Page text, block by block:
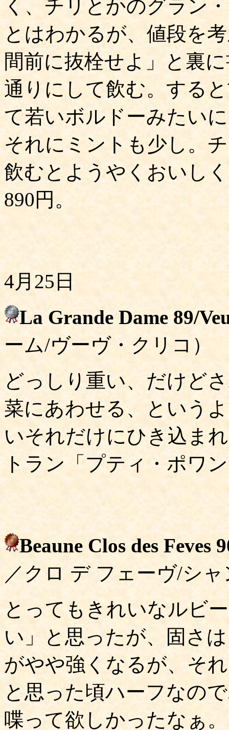
く、チリとかのグラン
とはわかるが、値段を
間前に抜栓せよ」と裏
通りにして飲む。する
て若いボルドーみたい
それにミントも少し。
飲むとようやくおいし
890円。
4月25日
La Grande Dame 89/
ーム/ヴーヴ・クリコ）
どっしり重い、だけど
菜にあわせる、という
いそれだけにひき込ま
トラン「プティ・ポワ
Beaune Clos des Feves
／クロ デ フェーヴ/シ
とってもきれいなルビ
い」と思ったが、固さ
がやや強くなるが、そ
と思った頃ハーフなの
喋って欲しかったなぁ